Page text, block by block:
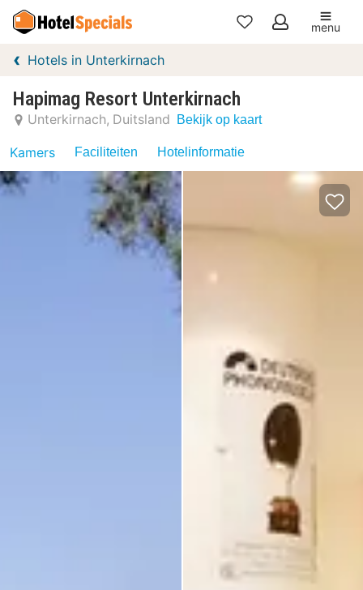
Mijn
menu
Hotels in Unterkirnach
Hapimag Resort Unterkirnach
Unterkirnach Duitsland Bekijk op kaart
Kamers Faciliteiten Hotelinformatie